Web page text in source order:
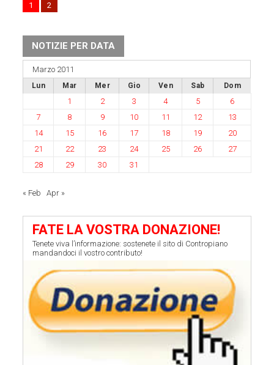
1 2
NOTIZIE PER DATA
Marzo 2011
Lun Mar Mer Gio Ven Sab Dom
1 2 3 4 5
6
7
8 9 10 11 12
13
14
15 16 17 18 19
20
21
22 23 24 25 26
27
28
29 30 31
« Feb Apr »
FATE LA VOSTRA DONAZIONE!
Tenete viva l’informazione: sostenete il sito di Contropiano
mandandoci il vostro contributo!